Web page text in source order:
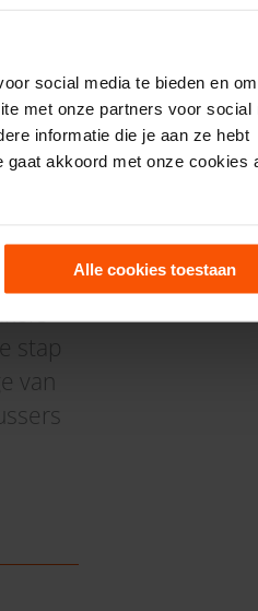
social media te bieden en
met onze partners voor social
informatie die je aan ze hebt
akkoord met onze cookies
Alle cookies toestaan
stap
van